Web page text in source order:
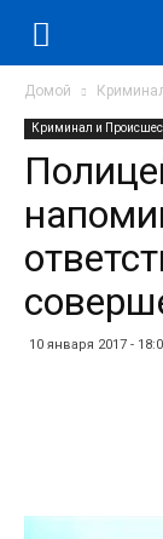
Домой
Криминал и
10 января 2017 -